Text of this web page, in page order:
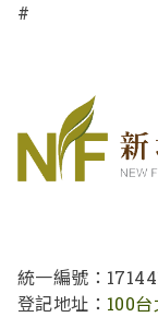
#
統一編號：
登記地址： 100